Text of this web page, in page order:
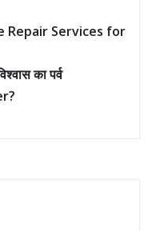
Repair Services for
का पर्व